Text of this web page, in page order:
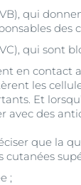
qui
des
qui sont
en contact
les
Et
avec des
que la
cutanées
;